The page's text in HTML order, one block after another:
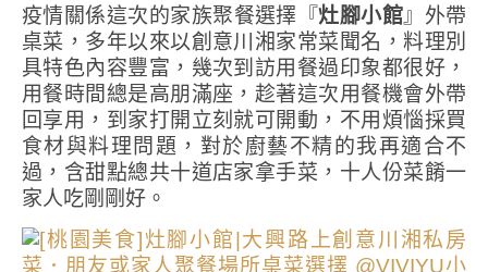
疫情關係這次的家族聚餐選擇『灶腳小館』外帶
桌菜，多年以來以創意川湘家常菜聞名，料理別
具特色內容豐富，幾次到訪用餐過印象都很好，
用餐時間總是高朋滿座，趁著這次用餐機會外帶
回享用，到家打開立刻就可開動，不用煩惱採買
食材與料理問題，對於廚藝不精的我再適合不
過，含甜點總共十道店家拿手菜，十人份菜餚一
家人吃剛剛好。